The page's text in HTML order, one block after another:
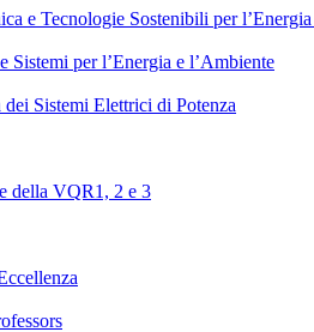
e Tecnologie Sostenibili per
Sistemi per l’Energia e l’Ambiente
dei Sistemi Elettrici di Potenza
della VQR1, 2 e 3